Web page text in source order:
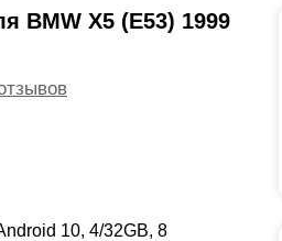
BMW X5 (E53) 1999
10, 4/32GB, 8